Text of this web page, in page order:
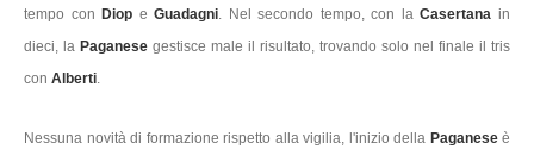
tempo con Diop eGuadagni. Nel secondo tempo, con laCasertanain
dieci, la Paganese gestisce male il risultato, trovando solo nel finale il tris
con Alberti.
Nessuna novità di formazione rispetto alla vigilia, l'inizio della Paganese è